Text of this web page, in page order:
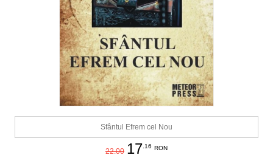
Sfântul Efrem cel Nou
22.00 17.16 RON